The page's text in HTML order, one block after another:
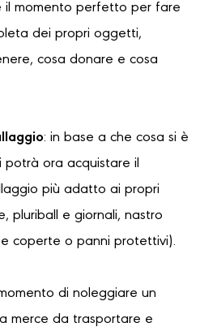
il momento perfetto per fare
dei propri oggetti,
cosa donare e cosa
: in base a che cosa si è
potrà ora acquistare il
più adatto ai propri
pluriball e giornali, nastro
coperte o panni protettivi).
di noleggiare un
merce da trasportare e